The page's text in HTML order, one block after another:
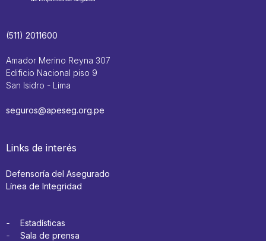
(511) 2011600
Amador Merino Reyna 307
Edificio Nacional piso 9
San Isidro - Lima
seguros@apeseg.org.pe
Links de interés
Defensoría del Asegurado
Línea de Integridad
Estadísticas
Sala de prensa